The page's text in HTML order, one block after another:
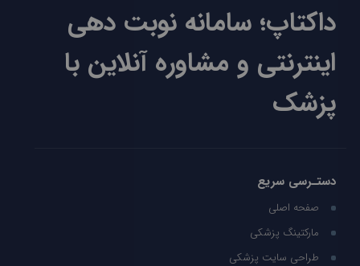
داکتاپ؛ سامانه نوبت دهی
اینترنتی و مشاوره آنلاین با
پزشک
دستـرسی سریع
صفحه اصلی
مارکتینگ پزشکی
طراحی سایت پزشکی